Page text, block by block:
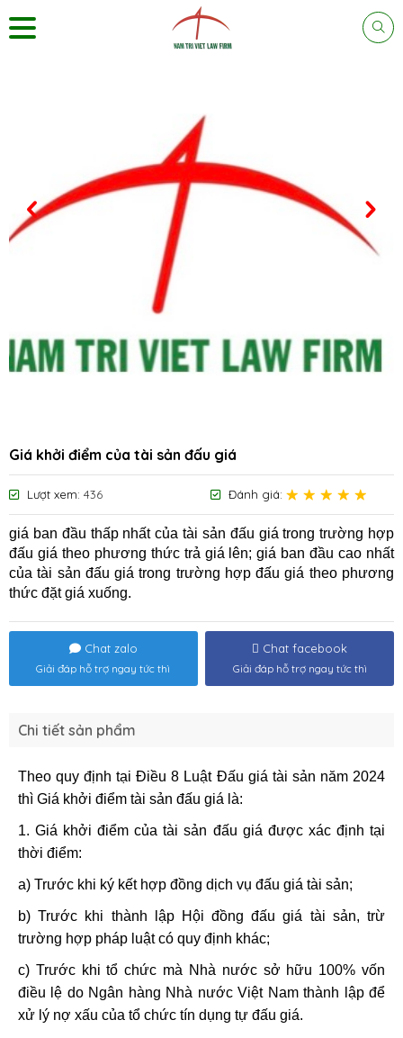
Giá khởi điểm của tài sản đấu giá
Lượt xem: 436 Đánh giá:
giá ban đầu thấp nhất của tài sản đấu giá trong trường hợp
đấu giá theo phương thức trả giá lên; giá ban đầu cao nhất
của tài sản đấu giá trong trường hợp đấu giá theo phương
thức đặt giá xuống.
Chat zalo
Giải đáp hỗ trợ ngay tức thì
Chat facebook
Giải đáp hỗ trợ ngay tức thì
Chi tiết sản phẩm
Theo quy định tại Điều 8 Luật Đấu giá tài sản năm 2024
thì Giá khởi điểm tài sản đấu giá là:
1. Giá khởi điểm của tài sản đấu giá được xác định tại
thời điểm:
a) Trước khi ký kết hợp đồng dịch vụ đấu giá tài sản;
b) Trước khi thành lập Hội đồng đấu giá tài sản, trừ
trường hợp pháp luật có quy định khác;
c) Trước khi tổ chức mà Nhà nước sở hữu 100% vốn
điều lệ do Ngân hàng Nhà nước Việt Nam thành lập để
xử lý nợ xấu của tổ chức tín dụng tự đấu giá.